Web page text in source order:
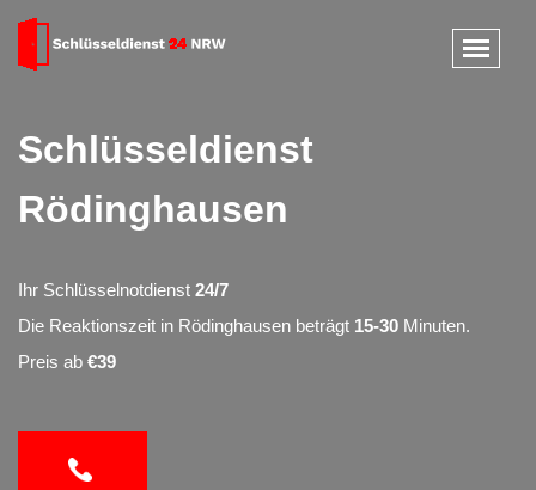
Schlüsseldienst
Rödinghausen
Ihr Schlüsselnotdienst 24/7
Die Reaktionszeit in Rödinghausen beträgt 15-30 Minuten.
Preis ab €39